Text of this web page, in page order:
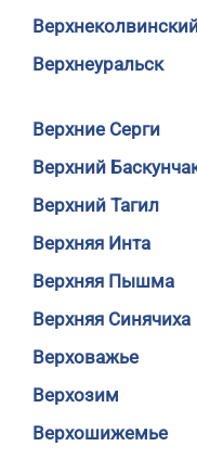
Верхнеуральск
Верхние Серги
Верхний
Верхний Тагил
Верхняя Инта
Верхняя Пышма
Верхняя Синячиха
Верховажье
Верхозим
Верхошижемье